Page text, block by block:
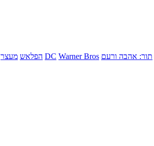
תור: אהבה ורעם DC Warner Bros הפלאש מעצר